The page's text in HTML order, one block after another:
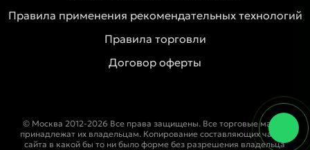
Правила применения рекомендательных технологий
Правила торговли
Договор оферты
© Москва 2012-2026 Все права защищены. Все торговые марки
принадлежат их владельцам. Копирование составляющих частей
сайта в какой бы то ни было форме без разрешения владельца